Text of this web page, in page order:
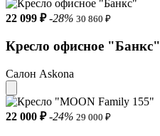
22 099 ₽ -28% 30 860 ₽
Кресло офисное "Банкс"
Салон Askona
22 000 ₽ -24% 29 000 ₽